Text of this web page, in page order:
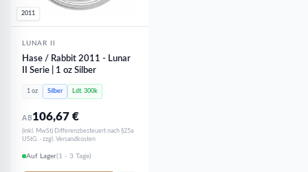
2011
LUNAR II
Hase / Rabbit 2011 - Lunar
II Serie | 1 oz Silber
1 oz Silber Ldt. 300k
AB 106,67€
(inkl. MwSt) Differenzbesteuert nach §25a
UStG. · zzgl. Versandkosten
Auf Lager(1 - 3 Tage)